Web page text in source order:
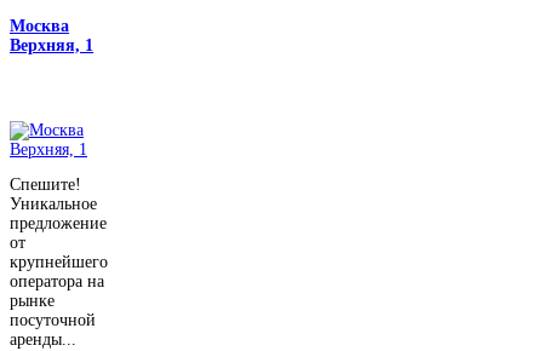
Москва
Верхняя, 1
Спешите!
Уникальное
предложение
от
крупнейшего
оператора на
рынке
посуточной
аренды...